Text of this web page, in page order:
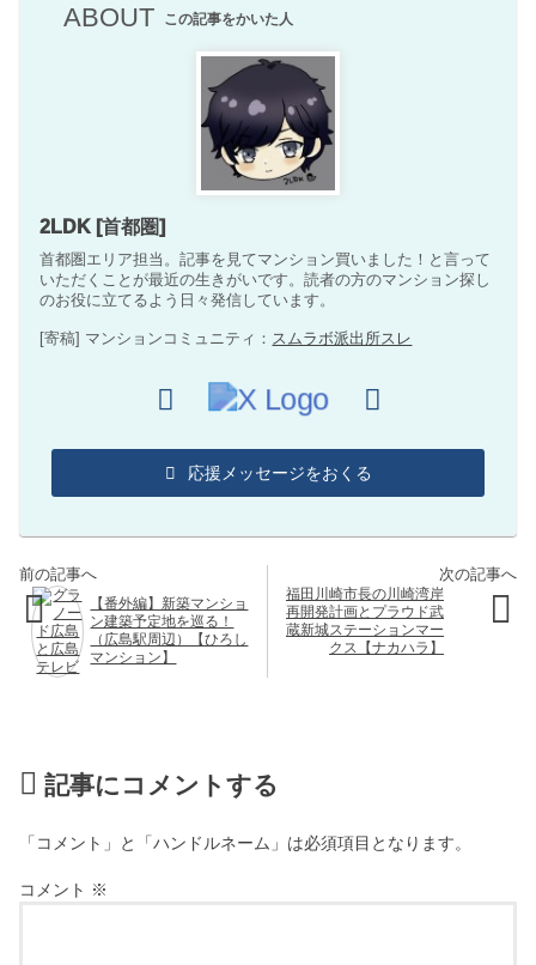
ABOUT この記事をかいた人
2LDK [首都圏]
首都圏エリア担当。記事を見てマンション買いました！と言って
いただくことが最近の生きがいです。読者の方のマンション探し
のお役に立てるよう日々発信しています。
[寄稿] マンションコミュニティ： スムラボ派出所スレ
応援メッセージをおくる
【番外編】新築マンショ
ン建築予定地を巡る！
（広島駅周辺）【ひろし
マンション】
福田川崎市長の川崎湾岸
再開発計画とプラウド武
蔵新城ステーションマー
クス【ナカハラ】
記事にコメントする
「コメント」と「ハンドルネーム」は必須項目となります。
コメント ※